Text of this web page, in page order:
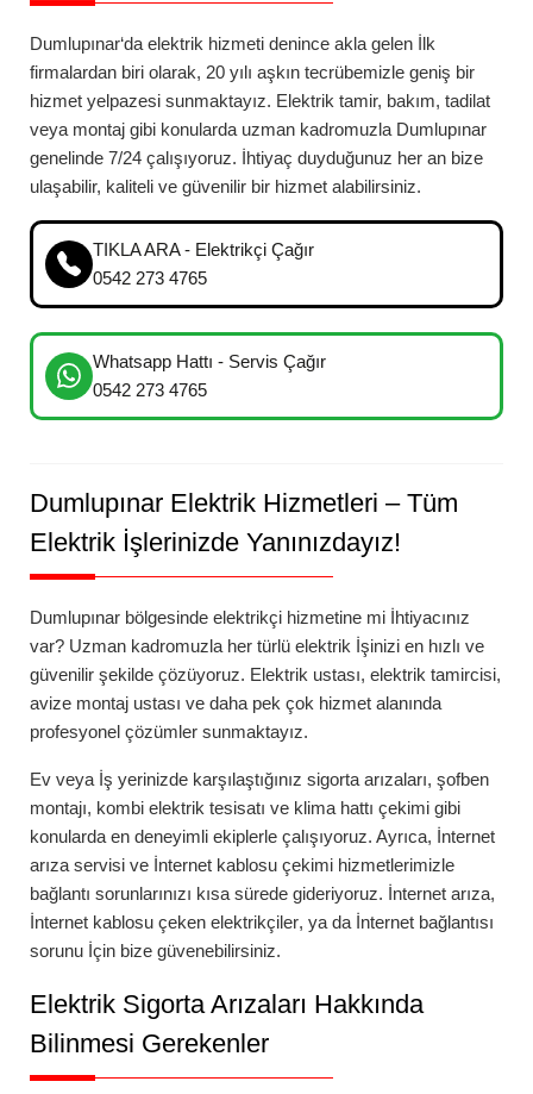
Dumlupınar‘da elektrik hizmeti denince akla gelen İlk
firmalardan biri olarak, 20 yılı aşkın tecrübemizle geniş bir
hizmet yelpazesi sunmaktayız. Elektrik tamir, bakım, tadilat
veya montaj gibi konularda uzman kadromuzla Dumlupınar
genelinde 7/24 çalışıyoruz. İhtiyaç duyduğunuz her an bize
ulaşabilir, kaliteli ve güvenilir bir hizmet alabilirsiniz.
TIKLA ARA - Elektrikçi Çağır
0542 273 4765
Whatsapp Hattı - Servis Çağır
0542 273 4765
Dumlupınar Elektrik Hizmetleri – Tüm
Elektrik İşlerinizde Yanınızdayız!
Dumlupınar bölgesinde elektrikçi hizmetine mi İhtiyacınız
var? Uzman kadromuzla her türlü elektrik İşinizi en hızlı ve
güvenilir şekilde çözüyoruz. Elektrik ustası, elektrik tamircisi,
avize montaj ustası ve daha pek çok hizmet alanında
profesyonel çözümler sunmaktayız.
Ev veya İş yerinizde karşılaştığınız sigorta arızaları, şofben
montajı, kombi elektrik tesisatı ve klima hattı çekimi gibi
konularda en deneyimli ekiplerle çalışıyoruz. Ayrıca, İnternet
arıza servisi ve İnternet kablosu çekimi hizmetlerimizle
bağlantı sorunlarınızı kısa sürede gideriyoruz. İnternet arıza,
İnternet kablosu çeken elektrikçiler, ya da İnternet bağlantısı
sorunu İçin bize güvenebilirsiniz.
Elektrik Sigorta Arızaları Hakkında
Bilinmesi Gerekenler